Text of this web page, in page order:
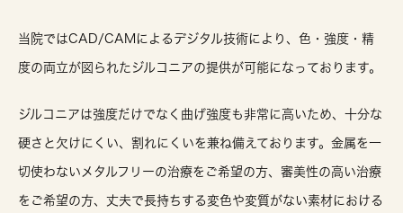
当院ではCAD/CAMによるデジタル技術により、色・強度・精
度の両立が図られたジルコニアの提供が可能になっております。
ジルコニアは強度だけでなく曲げ強度も非常に高いため、十分な
硬さと欠けにくい、割れにくいを兼ね備えております。金属を一
切使わないメタルフリーの治療をご希望の方、審美性の高い治療
をご希望の方、丈夫で長持ちする変色や変質がない素材における